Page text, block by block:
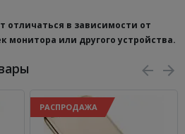
отличаться в зависимости от
монитора или другого устройства.
РАСПРОДАЖА